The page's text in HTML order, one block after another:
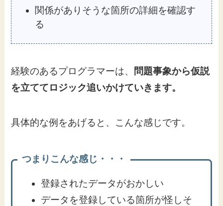
関係がありそうな箇所の詳細を確認す
る
経験のあるプログラマーは、
問題事象から仮説
を立ててロジック追いかけていきます。
具体的な例をあげると、こんな感じです。
つまりこんな感じ・・・
登録されたデータがおかしい
データを登録している箇所が怪しそ